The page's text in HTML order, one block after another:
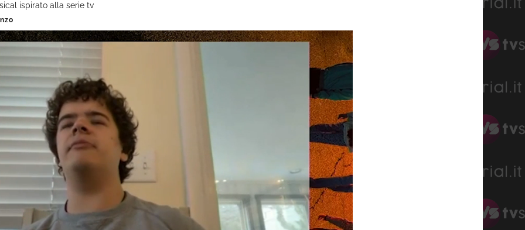
ispirato alla serie tv